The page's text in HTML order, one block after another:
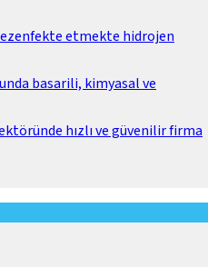
etmekte hidrojen
basarili, kimyasal ve
hızlı ve güvenilir firma